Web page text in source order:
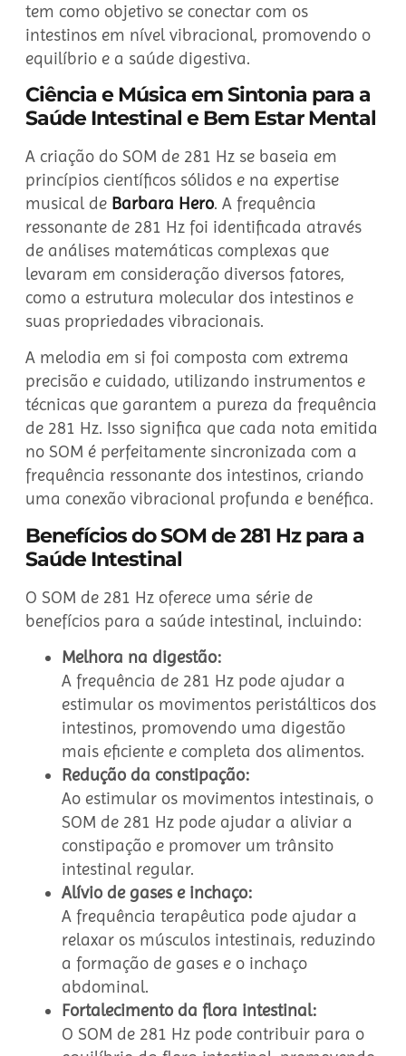
tem como objetivo se conectar com os
intestinos em nível vibracional, promovendo o
equilíbrio e a saúde digestiva.
Ciência e Música em Sintonia para a
Saúde Intestinal e Bem Estar Mental
A criação do SOM de 281 Hz se baseia em
princípios científicos sólidos e na expertise
musical de Barbara Hero. A frequência
ressonante de 281 Hz foi identificada através
de análises matemáticas complexas que
levaram em consideração diversos fatores,
como a estrutura molecular dos intestinos e
suas propriedades vibracionais.
A melodia em si foi composta com extrema
precisão e cuidado, utilizando instrumentos e
técnicas que garantem a pureza da frequência
de 281 Hz. Isso significa que cada nota emitida
no SOM é perfeitamente sincronizada com a
frequência ressonante dos intestinos, criando
uma conexão vibracional profunda e benéfica.
Benefícios do SOM de 281 Hz para a
Saúde Intestinal
O SOM de 281 Hz oferece uma série de
benefícios para a saúde intestinal, incluindo:
Melhora na digestão:
A frequência de 281 Hz pode ajudar a
estimular os movimentos peristálticos dos
intestinos, promovendo uma digestão
mais eficiente e completa dos alimentos.
Redução da constipação:
Ao estimular os movimentos intestinais, o
SOM de 281 Hz pode ajudar a aliviar a
constipação e promover um trânsito
intestinal regular.
Alívio de gases e inchaço:
A frequência terapêutica pode ajudar a
relaxar os músculos intestinais, reduzindo
a formação de gases e o inchaço
abdominal.
Fortalecimento da flora intestinal:
O SOM de 281 Hz pode contribuir para o